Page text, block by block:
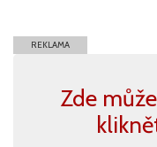
REKLAMA
Zde